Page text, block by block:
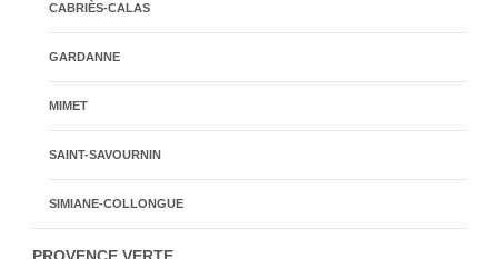
CABRIÈS-CALAS
GARDANNE
MIMET
SAINT-SAVOURNIN
SIMIANE-COLLONGUE